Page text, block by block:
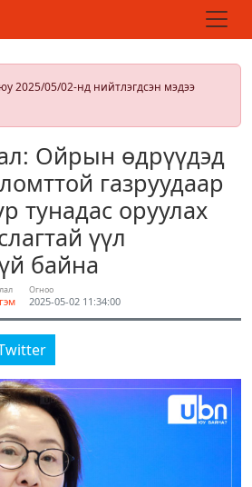
2025/05/02-нд нийтлэгдсэн мэдээ
Ойрын өдрүүдэд
газруудаар
тунадас оруулах
үүл
байна
Огноо
2025-05-02 11:34:00